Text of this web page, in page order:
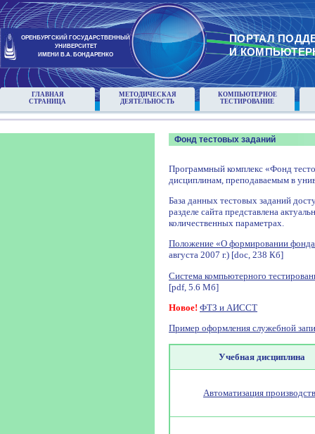
ОРЕНБУРГСКИЙ ГОСУДАРСТВЕННЫЙ
УНИВЕРСИТЕТ
ИМЕНИ В.А. БОНДАРЕНКО
ПОРТАЛ
И
ГЛАВНАЯ
СТРАНИЦА
МЕТОДИЧЕСКАЯ
ДЕЯТЕЛЬНОСТЬ
КОМПЬЮТЕРНОЕ
ТЕСТИРОВАНИЕ
Фонд тестовых заданий
Программный комплекс «Фонд
дисциплинам, преподаваемым в
База данных тестовых заданий
разделе сайта представлена
количественных параметрах.
Положение «О формировании фонда
августа 2007 г.) [doc, 238 Кб]
Система компьютерного
[pdf, 5.6 Мб]
Новое! ФТЗ и АИССТ
Пример оформления служебной
Учебная дисциплина
Автоматизация